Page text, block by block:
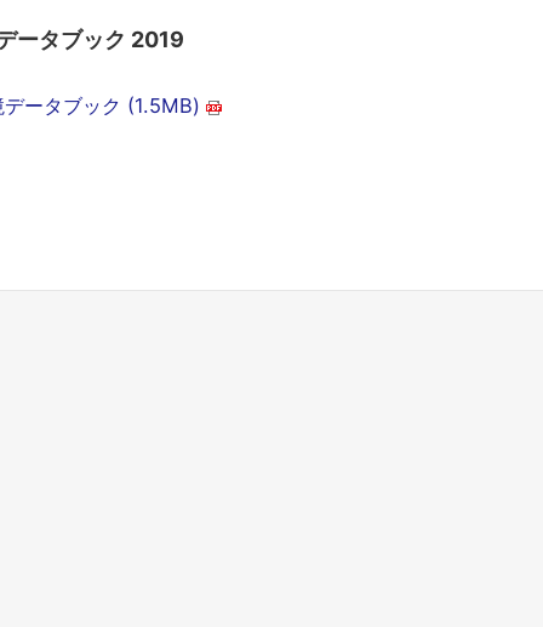
ータブック 2019
データブック (1.5MB)